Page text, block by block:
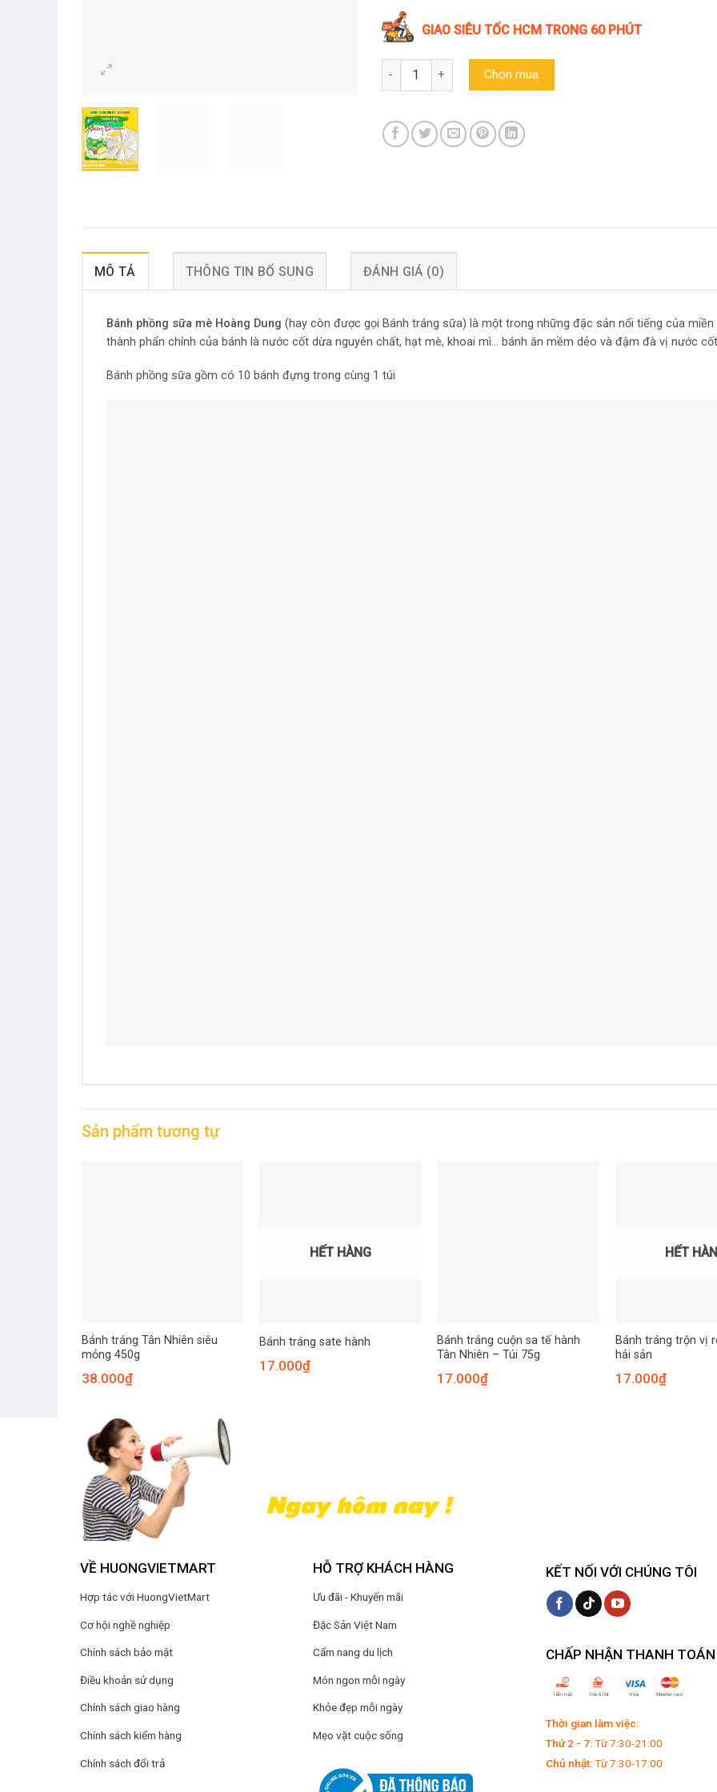
GIAO SIÊU TỐC HCM TRONG 60 PHÚT
Bánh phồng sữa mè Hoàng Dung 380g số lượng
Chọn mua
MÔ TẢ THÔNG TIN BỔ SUNG ĐÁNH GIÁ (0)
Bánh phồng sữa mè Hoàng Dung (hay còn được gọi Bánh tráng sữa) là một trong những đặc sản nổi tiếng của miền
thành phẩn chính của bánh là nước cốt dừa nguyên chất, hạt mè, khoai mì… bánh ăn mềm dẻo và đậm đà vị nước cốt
Bánh phồng sữa gồm có 10 bánh đựng trong cùng 1 túi
Sản phẩm tương tự
Bánh tráng Tân Nhiên siêu
mỏng 450g
38.000₫
HẾT HÀNG
Bánh tráng sate hành
17.000₫
Bánh tráng cuộn sa tế hành
Tân Nhiên – Túi 75g
17.000₫
HẾT
Bánh tráng trộn vị
hải sản
17.000₫
VỀ HUONGVIETMART
Hợp tác với HuongVietMart
Cơ hội nghề nghiệp
Chính sách bảo mật
Điều khoản sử dụng
Chính sách giao hàng
Chính sách kiểm hàng
Chính sách đổi trả
HỖ TRỢ KHÁCH HÀNG
Ưu đãi - Khuyến mãi
Đặc Sản Việt Nam
Cẩm nang du lịch
Món ngon mỗi ngày
Khỏe đẹp mỗi ngày
Mẹo vặt cuộc sống
KẾT NỐI VỚI CHÚNG TÔI
CHẤP NHẬN THANH TOÁN
Thời gian làm việc:
Thứ 2 - 7:Từ 7:30-21:00
Chủ nhật:Từ 7:30-17:00